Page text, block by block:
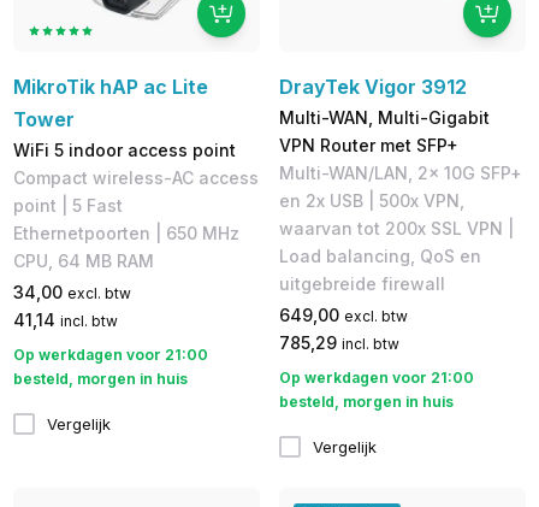
MikroTik hAP ac Lite
Tower
WiFi 5 indoor access point
Compact wireless-AC access
point | 5 Fast
Ethernetpoorten | 650 MHz
CPU, 64 MB RAM
34,00 excl. btw
41,14 incl. btw
Op werkdagen voor 21:00
besteld, morgen in huis
Vergelijk
DrayTek Vigor 3912
Multi-WAN, Multi-Gigabit
VPN Router met SFP+
Multi-WAN/LAN, 2x 10G SFP+
en 2x USB | 500x VPN,
waarvan tot 200x SSL VPN |
Load balancing, QoS en
uitgebreide firewall
649,00 excl. btw
785,29 incl. btw
Op werkdagen voor 21:00
besteld, morgen in huis
Vergelijk